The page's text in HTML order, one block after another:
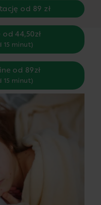
od 89 zł
44,50zł
15 minut)
od 89zł
15 minut)